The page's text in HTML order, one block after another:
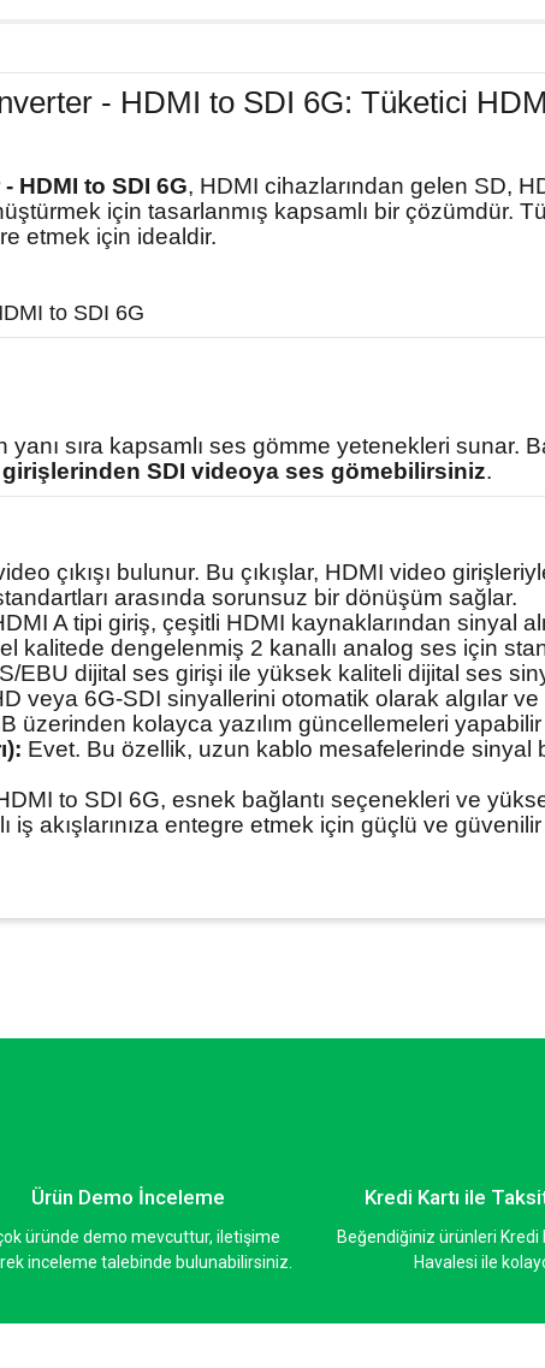
- HDMI to SDI 6G: Tüketici
HDMI to SDI 6G, HDMI cihazlarından gelen SD,
için tasarlanmış kapsamlı bir çözümdür.
etmek için idealdir.
sıra kapsamlı ses gömme yetenekleri sunar.
SDI videoya ses gömebilirsiniz.
çıkışı bulunur. Bu çıkışlar, HDMI video
arasında sorunsuz bir dönüşüm sağlar.
A tipi giriş, çeşitli HDMI kaynaklarından sinyal
kalitede dengelenmiş 2 kanallı analog ses için
EBU dijital ses girişi ile yüksek kaliteli dijital ses
veya 6G-SDI sinyallerini otomatik olarak algılar
üzerinden kolayca yazılım güncellemeleri yapabilir
Evet. Bu özellik, uzun kablo mesafelerinde
to SDI 6G, esnek bağlantı seçenekleri ve
iş akışlarınıza entegre etmek için güçlü ve güvenilir
Ürün Demo İnceleme
üründe demo mevcuttur, iletişime
inceleme talebinde bulunabilirsiniz.
Kredi Kartı ile
Beğendiğiniz ürünleri Kredi
Havalesi ile